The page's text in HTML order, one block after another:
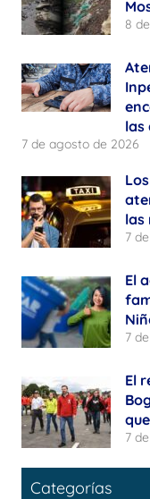
8
las
7 de agosto de 2026
las
7
El
7
El
7
Categorías